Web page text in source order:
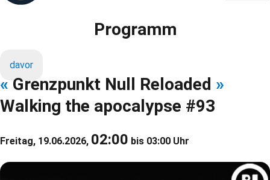
Programm
davor
« Grenzpunkt Null Reloaded »
Walking the apocalypse #93
Freitag, 19.06.2026, 02:00 bis 03:00 Uhr